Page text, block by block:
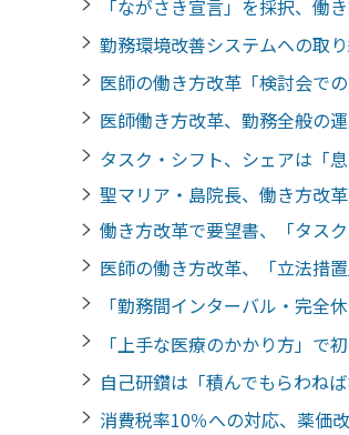
「ながさき宣言」を採択、
勤務環境改善システムへの
医師の働き方改革「検討会
医師働き方改革、勤務全般
タスク・シフト、シェアは
聖マリア・島院長、働き方
働き方改革で要望書、「タ
医師の働き方改革、「立法
「勤務間インターバル・完
「上手な医療のかかり方」
自己研鑽は「積んでもらわ
消費税率10％への対応、薬